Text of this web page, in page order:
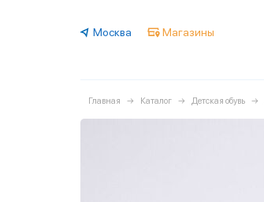
Москва Магазины
Главная Каталог Детская обувь